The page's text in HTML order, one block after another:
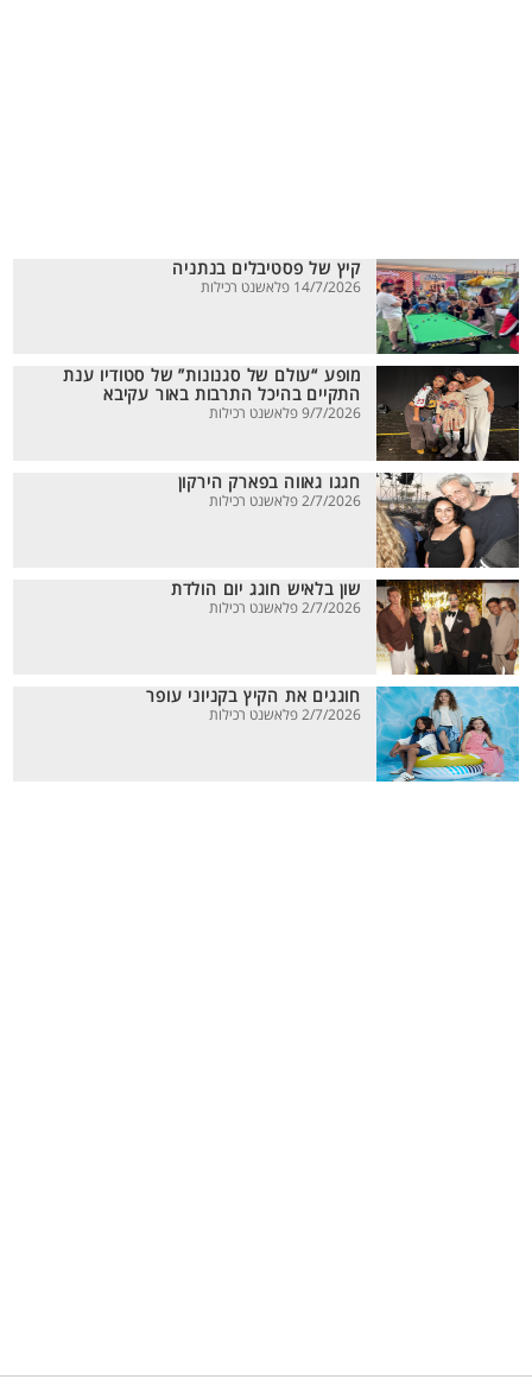
קיץ של פסטיבלים בנתניה
14/7/2026 פלאשנט רכילות
מופע “עולם של סגנונות” של סטודיו ענת
התקיים בהיכל התרבות באור עקיבא
9/7/2026 פלאשנט רכילות
חגגו גאווה בפארק הירקון
2/7/2026 פלאשנט רכילות
שון בלאיש חוגג יום הולדת
2/7/2026 פלאשנט רכילות
חוגגים את הקיץ בקניוני עופר
2/7/2026 פלאשנט רכילות